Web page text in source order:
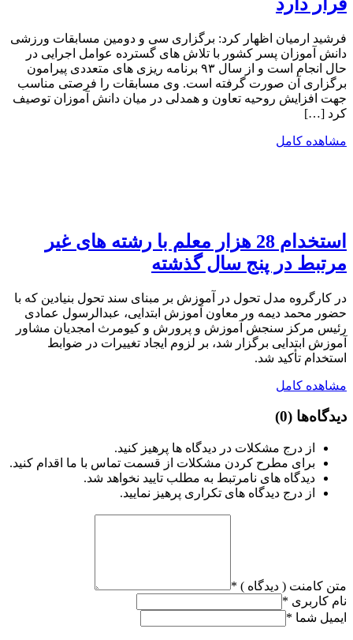
فرشید ارمیان اظهار کرد: برگزاری سی و دومین مسابقات ورزشی
دانش آموزان پسر کشور با تلاش های گسترده عوامل اجرایی در
حال انجام است و از سال ۹۳ برنامه ریزی های متعددی پیرامون
برگزاری آن صورت گرفته است. وی مسابقات را فرصتی مناسب
جهت افزایش روحیه تعاون و همدلی در میان دانش آموزان توصیف
کرد […]
مشاهده کامل
استخدام 28 هزار معلم با رشته های غیر
مرتبط در پنج سال گذشته
در کارگروه مدل تحول در آموزش بر مبنای سند تحول بنیادین که با
حضور محمد دیمه ور معاون آموزش ابتدایی، عبدالرسول عمادی
رئیس مرکز سنجش آموزش و پرورش و کیومرث امجدیان مشاور
آموزش ابتدایی برگزار شد، بر لزوم ایجاد تغییرات در ضوابط
استخدام تأکید شد.
مشاهده کامل
دیدگاه‌ها (0)
از درج مشکلات در دیدگاه ها پرهیز کنید.
برای مطرح کردن مشکلات از قسمت تماس با ما اقدام کنید.
دیدگاه های نامرتبط به مطلب تایید نخواهد شد.
از درج دیدگاه های تکراری پرهیز نمایید.
متن کامنت ( دیدگاه ) *
نام کاربری *
ایمیل شما *